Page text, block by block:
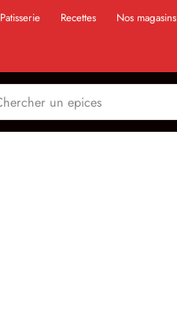
Patisserie Recettes Nos magasins